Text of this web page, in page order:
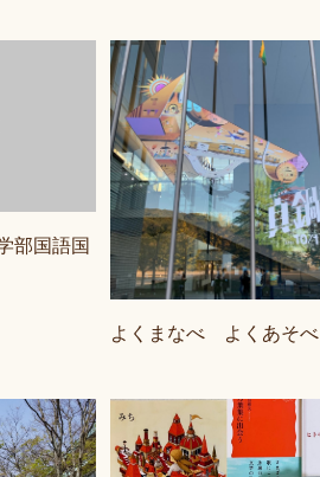
部国語国
よくまなべ よくあそべ